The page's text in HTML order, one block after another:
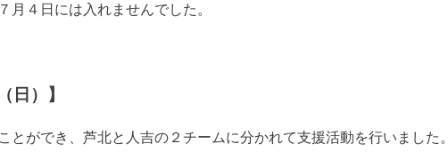
月４日には入れませんでした。
日）】
とができ、芦北と人吉の２チームに分かれて支援活動を行いました。